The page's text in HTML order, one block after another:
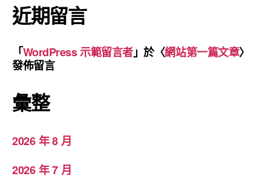
近期留言
「WordPress 示範留言者」於〈網站第一篇文章〉
發佈留言
彙整
2026 年 8 月
2026 年 7 月